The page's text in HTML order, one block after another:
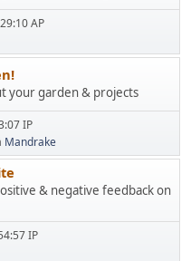
AP
your garden & projects
IP
Mandrake
& negative feedback on
IP